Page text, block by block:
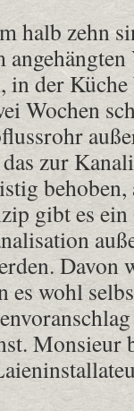
halb zehn
in der
Wochen
zur
behoben,
gibt es ein
Davon
wohl
Monsieur